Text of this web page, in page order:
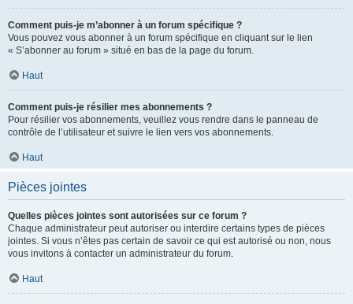
Comment puis-je m’abonner à un forum spécifique ?
Vous pouvez vous abonner à un forum spécifique en cliquant sur le lien
« S’abonner au forum » situé en bas de la page du forum.
Haut
Comment puis-je résilier mes abonnements ?
Pour résilier vos abonnements, veuillez vous rendre dans le panneau de
contrôle de l’utilisateur et suivre le lien vers vos abonnements.
Haut
Pièces jointes
Quelles pièces jointes sont autorisées sur ce forum ?
Chaque administrateur peut autoriser ou interdire certains types de pièces
jointes. Si vous n’êtes pas certain de savoir ce qui est autorisé ou non, nous
vous invitons à contacter un administrateur du forum.
Haut